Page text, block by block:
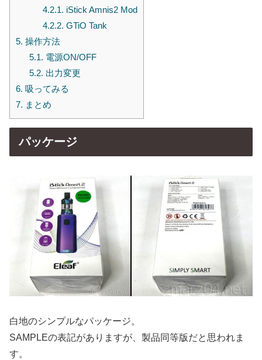
4.2.1. iStick Amnis2 Mod
4.2.2. GTiO Tank
5. 操作方法
5.1. 電源ON/OFF
5.2. 出力変更
6. 吸ってみる
7. まとめ
パッケージ
白地のシンプルなパッケージ。
SAMPLEの表記がありますが、製品同等版だと思われま
す。